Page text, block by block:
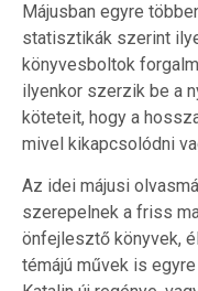
Májusban egyre
statisztikák szerint
könyvesboltok
ilyenkor szerzik be a
köteteit, hogy a
mivel kikapcsolódni
Az idei májusi
szerepelnek a friss
önfejlesztő könyvek,
témájú művek is